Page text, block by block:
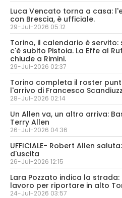
Luca Vencato torna a casa:
con Brescia, è ufficiale.
29-Jul-2026 05:12
Torino, il calendario è
c'è subito Pistoia. La Effe al
chiude a Rimini.
29-Jul-2026 02:37
Torino completa il roster
l'arrivo di Francesco
28-Jul-2026 02:14
Un Allen va, un altro arriva:
Terry Allen
26-Jul-2026 04:36
UFFICIALE- Robert Allen
d'uscita
26-Jul-2026 12:15
Lara Pozzato indica la
lavoro per riportare in alto
24-Jul-2026 03:57